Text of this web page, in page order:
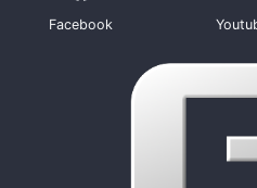
Facebook